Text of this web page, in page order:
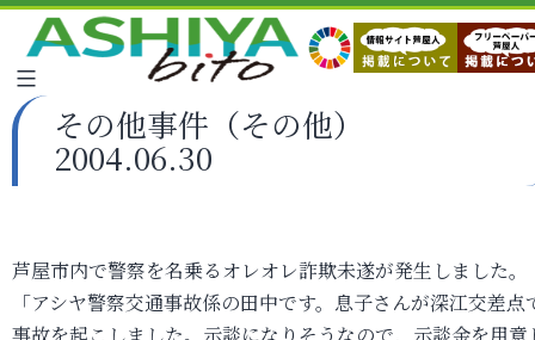
その他事件（その他）
2004.06.30
芦屋市内で警察を名乗るオレオレ詐欺未遂が発生しました。
「アシヤ警察交通事故係の田中です。息子さんが深江交差点